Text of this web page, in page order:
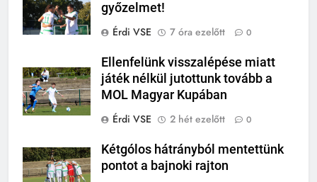
győzelmet!
Érdi VSE
7 óra ezelőtt 0
Ellenfelünk visszalépése miatt
játék nélkül jutottunk tovább a
MOL Magyar Kupában
Érdi VSE
2 hét ezelőtt 0
Kétgólos hátrányból mentettünk
pontot a bajnoki rajton